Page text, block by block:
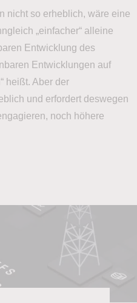
nicht so erheblich, wäre eine
„einfacher“ alleine
Entwicklung des
Entwicklungen auf
heißt. Aber der
und erfordert deswegen
noch höhere